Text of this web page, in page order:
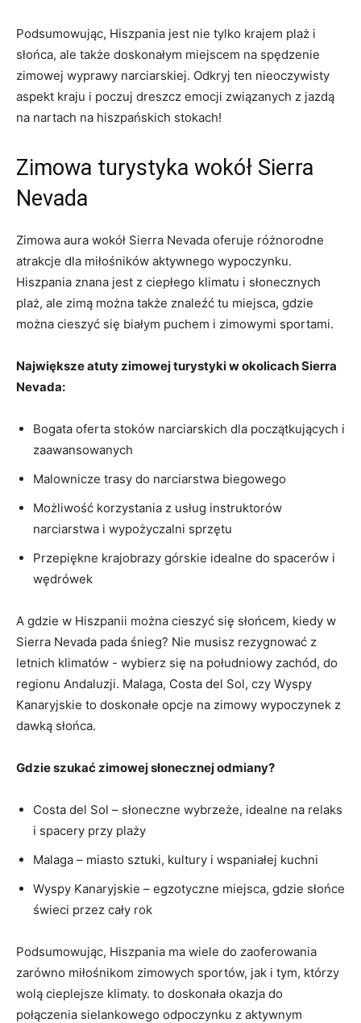
Podsumowując, ‍Hiszpania jest nie‌ tylko krajem plaż i
słońca,⁤ ale także‍ doskonałym miejscem na spędzenie
zimowej wyprawy narciarskiej. Odkryj ten nieoczywisty
aspekt kraju i poczuj dreszcz emocji związanych z jazdą
na nartach na hiszpańskich stokach!
Zimowa turystyka wokół Sierra
⁣Nevada
Zimowa aura wokół Sierra Nevada oferuje ⁢różnorodne⁤
atrakcje dla ‌miłośników‌ aktywnego‍ wypoczynku. ​
Hiszpania znana‍ jest z ciepłego klimatu i ​słonecznych‌
plaż, ale zimą można także znaleźć tu miejsca,‍ gdzie
można cieszyć się ‍białym⁤ puchem i ​zimowymi sportami.
Największe atuty zimowej turystyki w okolicach ⁣Sierra
Nevada:
Bogata oferta ⁢stoków​ narciarskich ⁤dla początkujących⁤ i
⁣zaawansowanych
Malownicze trasy do narciarstwa biegowego
Możliwość korzystania ⁢z usług instruktorów
narciarstwa i wypożyczalni sprzętu
Przepiękne krajobrazy górskie idealne do spacerów i
wędrówek
A gdzie w Hiszpanii można‌ cieszyć się słońcem, kiedy w
Sierra‍ Nevada⁤ pada⁢ śnieg? Nie musisz rezygnować z
letnich klimatów -​ wybierz się na południowy zachód, do
‍regionu ⁤Andaluzji. Malaga, Costa⁣ del Sol, czy ⁤Wyspy
Kanaryjskie to doskonałe ​opcje na zimowy⁤ wypoczynek ⁣z
dawką słońca.
Gdzie szukać zimowej słonecznej odmiany?
Costa del Sol – słoneczne wybrzeże, idealne na relaks
i spacery przy plaży
Malaga – miasto sztuki, kultury i wspaniałej kuchni
Wyspy Kanaryjskie – egzotyczne miejsca, gdzie ‌słońce
‌świeci przez cały rok
Podsumowując, ⁤Hiszpania ma wiele do zaoferowania​
zarówno miłośnikom zimowych⁣ sportów, jak i tym, którzy
wolą⁤ cieplejsze klimaty. to doskonała okazja do
połączenia⁤ sielankowego ⁣odpoczynku z aktywnym